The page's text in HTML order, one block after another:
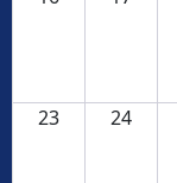
23 24